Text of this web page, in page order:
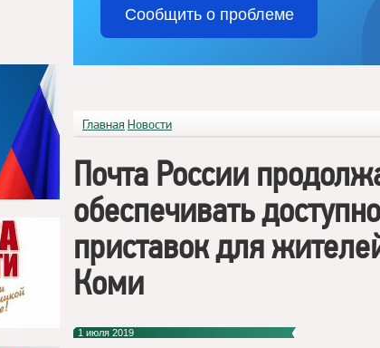
Сообщить о проблеме
Главная Новости
Почта России
обеспечивать
приставок для
Коми
1 июля 2019